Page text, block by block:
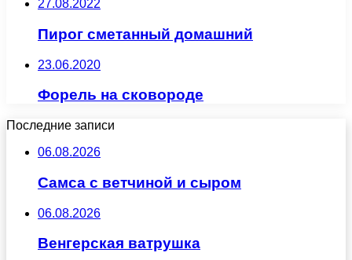
27.08.2022
Пирог сметанный домашний
23.06.2020
Форель на сковороде
Последние записи
06.08.2026
Самса с ветчиной и сыром
06.08.2026
Венгерская ватрушка